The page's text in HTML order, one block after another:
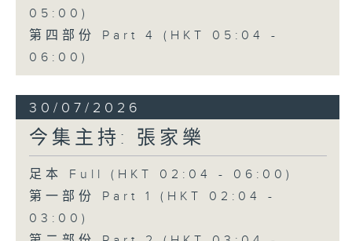
05:00)
第四部份 Part 4 (HKT 05:04 -
06:00)
30/07/2026
今集主持: 張家樂
足本 Full (HKT 02:04 - 06:00)
第一部份 Part 1 (HKT 02:04 -
03:00)